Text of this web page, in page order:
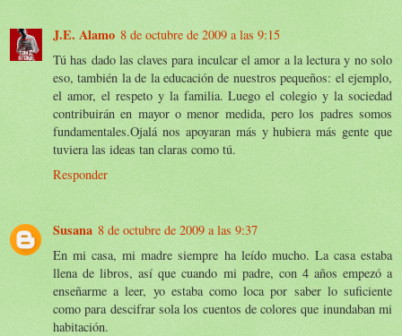
J.E. Alamo 8 de octubre de 2009 a las 9:15
Tú has dado las claves para inculcar el amor a la lectura y no solo
eso, también la de la educación de nuestros pequeños: el ejemplo,
el amor, el respeto y la familia. Luego el colegio y la sociedad
contribuirán en mayor o menor medida, pero los padres somos
fundamentales.Ojalá nos apoyaran más y hubiera más gente que
tuviera las ideas tan claras como tú.
Responder
Susana 8 de octubre de 2009 a las 9:37
En mi casa, mi madre siempre ha leído mucho. La casa estaba
llena de libros, así que cuando mi padre, con 4 años empezó a
enseñarme a leer, yo estaba como loca por saber lo suficiente
como para descifrar sola los cuentos de colores que inundaban mi
habitación.